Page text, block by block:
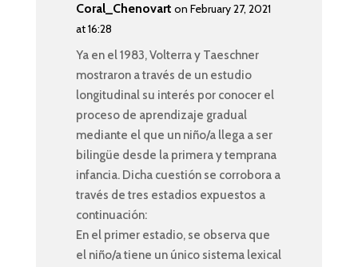
Coral_Chenovart on February 27, 2021
at 16:28
Ya en el 1983, Volterra y Taeschner
mostraron a través de un estudio
longitudinal su interés por conocer el
proceso de aprendizaje gradual
mediante el que un niño/a llega a ser
bilingüe desde la primera y temprana
infancia. Dicha cuestión se corrobora a
través de tres estadios expuestos a
continuación:
En el primer estadio, se observa que
el niño/a tiene un único sistema lexical